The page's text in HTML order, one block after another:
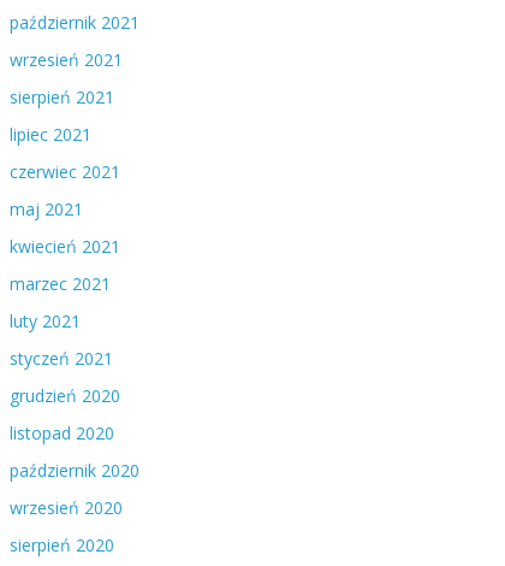
październik 2021
wrzesień 2021
sierpień 2021
lipiec 2021
czerwiec 2021
maj 2021
kwiecień 2021
marzec 2021
luty 2021
styczeń 2021
grudzień 2020
listopad 2020
październik 2020
wrzesień 2020
sierpień 2020